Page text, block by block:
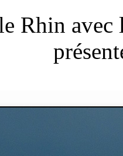
Rhin avec